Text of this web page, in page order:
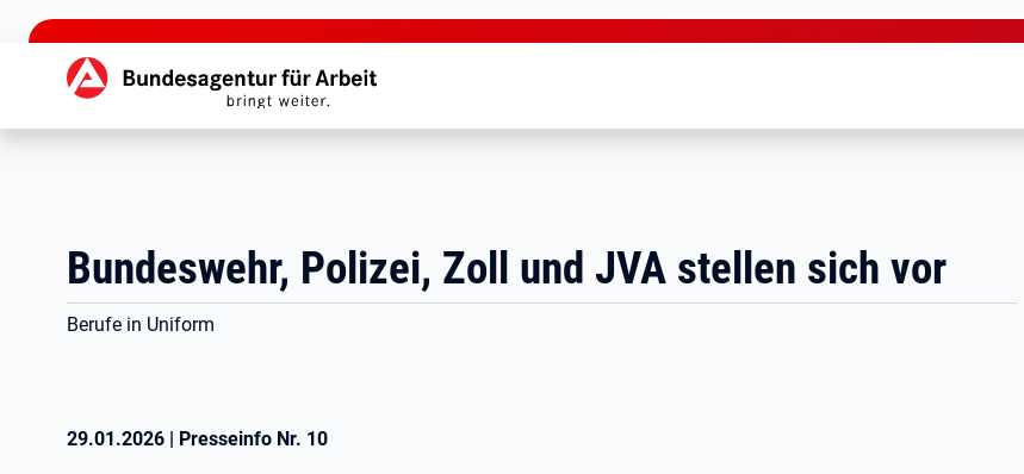
zu den Hauptinhalten springen
Hauptnavigation
Bundeswehr, Polizei, Zoll und JVA stellen sich vor
Berufe in Uniform
29.01.2026 | Presseinfo Nr. 10